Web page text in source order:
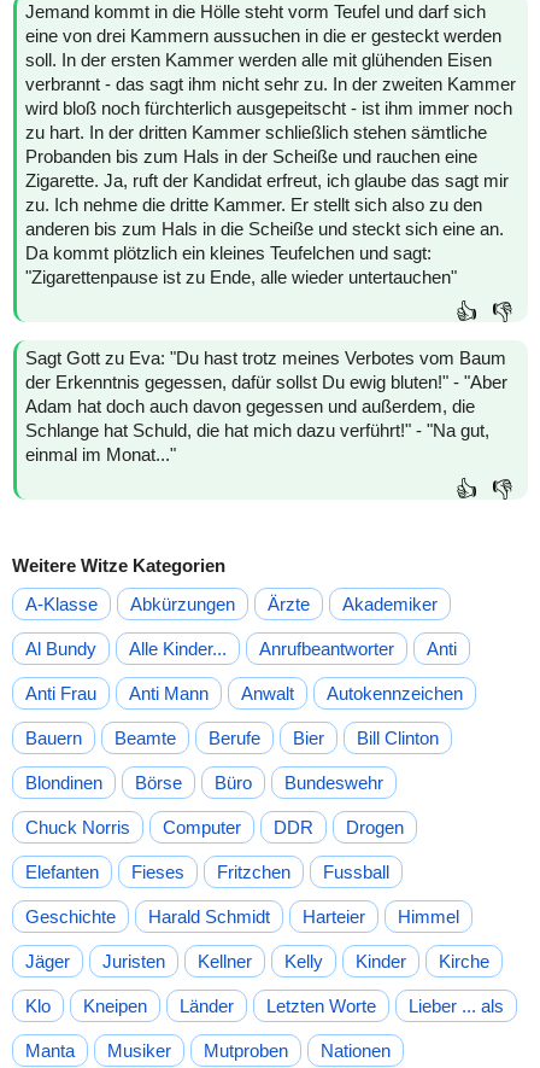
Jemand kommt in die Hölle steht vorm Teufel und darf sich
eine von drei Kammern aussuchen in die er gesteckt werden
soll. In der ersten Kammer werden alle mit glühenden Eisen
verbrannt - das sagt ihm nicht sehr zu. In der zweiten Kammer
wird bloß noch fürchterlich ausgepeitscht - ist ihm immer noch
zu hart. In der dritten Kammer schließlich stehen sämtliche
Probanden bis zum Hals in der Scheiße und rauchen eine
Zigarette. Ja, ruft der Kandidat erfreut, ich glaube das sagt mir
zu. Ich nehme die dritte Kammer. Er stellt sich also zu den
anderen bis zum Hals in die Scheiße und steckt sich eine an.
Da kommt plötzlich ein kleines Teufelchen und sagt:
"Zigarettenpause ist zu Ende, alle wieder untertauchen"
👍 👎
Sagt Gott zu Eva: "Du hast trotz meines Verbotes vom Baum
der Erkenntnis gegessen, dafür sollst Du ewig bluten!" - "Aber
Adam hat doch auch davon gegessen und außerdem, die
Schlange hat Schuld, die hat mich dazu verführt!" - "Na gut,
einmal im Monat..."
👍 👎
Weitere Witze Kategorien
A-Klasse
Abkürzungen Ärzte Akademiker
Al Bundy Alle Kinder... Anrufbeantworter Anti
Anti Frau Anti Mann Anwalt Autokennzeichen
Bauern Beamte Berufe Bier Bill Clinton
Blondinen Börse Büro Bundeswehr
Chuck Norris Computer DDR Drogen
Elefanten Fieses Fritzchen Fussball
Geschichte Harald Schmidt Harteier Himmel
Jäger Juristen Kellner Kelly Kinder Kirche
Klo Kneipen Länder Letzten Worte Lieber ... als
Manta Musiker Mutproben Nationen